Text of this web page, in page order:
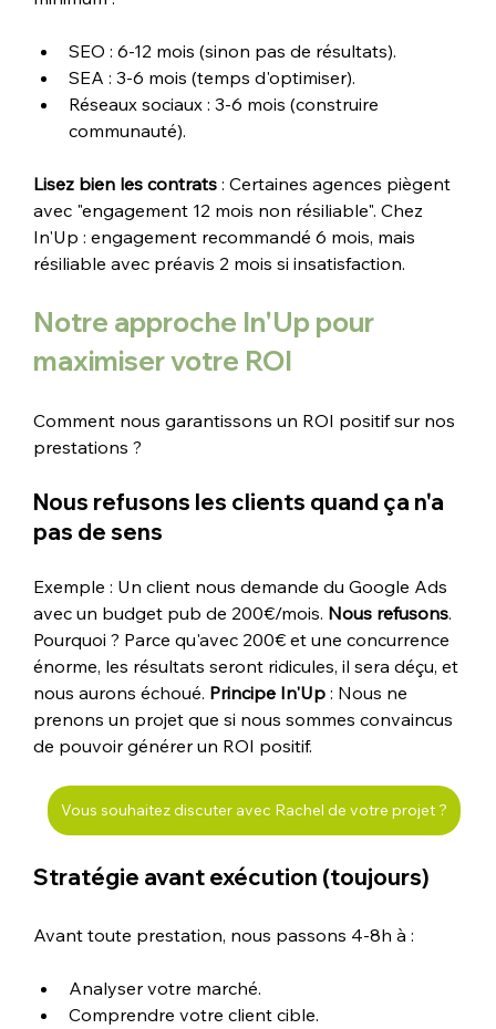
SEO : 6-12 mois (sinon pas de résultats).
SEA : 3-6 mois (temps d'optimiser).
Réseaux sociaux : 3-6 mois (construire
communauté).
Lisez bien les contrats : Certaines agences piègent
avec "engagement 12 mois non résiliable". Chez
In'Up : engagement recommandé 6 mois, mais
résiliable avec préavis 2 mois si insatisfaction.
Notre approche In'Up pour
maximiser votre ROI
Comment nous garantissons un ROI positif sur nos
prestations ?
Nous refusons les clients quand ça n'a
pas de sens
Exemple : Un client nous demande du Google Ads
avec un budget pub de 200€/mois. Nous refusons.
Pourquoi ? Parce qu'avec 200€ et une concurrence
énorme, les résultats seront ridicules, il sera déçu, et
nous aurons échoué. Principe In'Up : Nous ne
prenons un projet que si nous sommes convaincus
de pouvoir générer un ROI positif.
Vous souhaitez discuter avec Rachel de votre projet ?
Stratégie avant exécution (toujours)
Avant toute prestation, nous passons 4-8h à :
Analyser votre marché.
Comprendre votre client cible.